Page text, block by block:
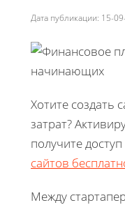
Дата публикации: 15-
Хотите создать
затрат?
получите
сайтов
Между